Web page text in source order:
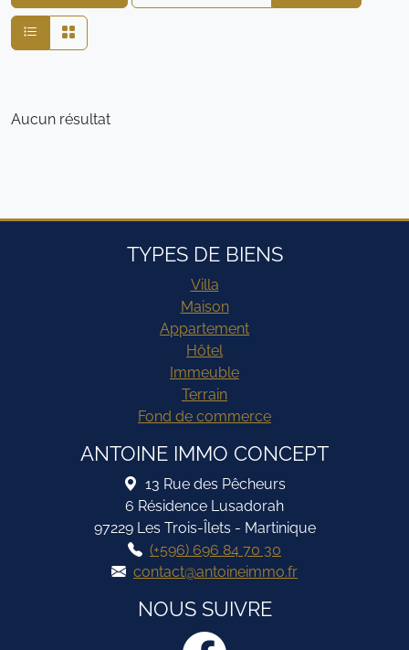
Aucun résultat
TYPES DE BIENS
Villa
Maison
Appartement
Hôtel
Immeuble
Terrain
Fond de commerce
ANTOINE IMMO CONCEPT
13 Rue des Pêcheurs
6 Résidence Lusadorah
97229 Les Trois-Îlets - Martinique
(+596) 696 84 70 30
contact@antoineimmo.fr
NOUS SUIVRE